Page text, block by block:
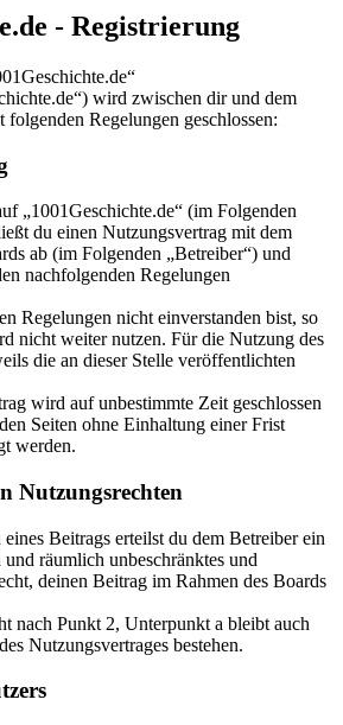
- Registrierung
wird zwischen dir und dem
Regelungen geschlossen:
„1001Geschichte.de“ (im Folgenden
du einen Nutzungsvertrag mit dem
ab (im Folgenden „Betreiber“) und
nachfolgenden Regelungen
Regelungen nicht einverstanden bist, so
nicht weiter nutzen. Für die Nutzung des
die an dieser Stelle veröffentlichten
wird auf unbestimmte Zeit geschlossen
Seiten ohne Einhaltung einer Frist
werden.
Nutzungsrechten
Beitrags erteilst du dem Betreiber ein
räumlich unbeschränktes und
deinen Beitrag im Rahmen des Boards
nach Punkt 2, Unterpunkt a bleibt auch
Nutzungsvertrages bestehen.